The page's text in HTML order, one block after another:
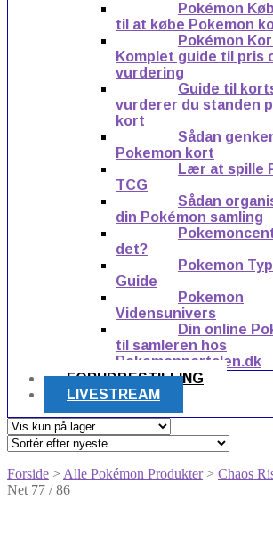
Pokémon
til at købe Pokemon
Pokémon
Komplet guide til pris
vurdering
Guide til
vurderer du standen
kort
Sådan
Pokemon kort
Lær at spille
TCG
Sådan
din Pokémon samling
det?
Pokemon
Guide
Pokemon
Vidensunivers
Din online
til samleren hos
Pokemonportalen.dk
FORUDBESTILLING
LIVESTREAM
Forside > Alle Pokémon Produkter> Chaos
Net 77 / 86